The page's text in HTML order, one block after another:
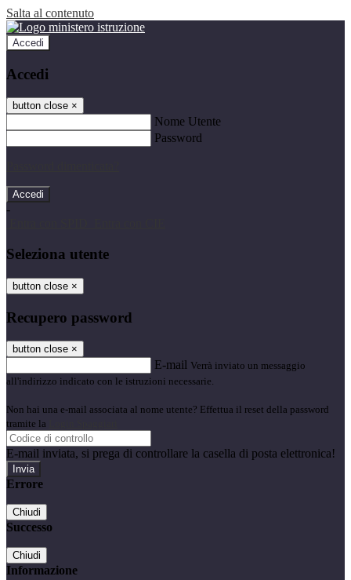
Salta al contenuto
Accedi
Accedi
button close ×
Nome Utente
Password
-
Seleziona utente
button close ×
Recupero password
button close ×
E-mail Verrà inviato un messaggio
all'indirizzo indicato con le istruzioni necessarie.
Non hai una e-mail associata al nome utente? Effettua il reset della password
tramite la
E-mail inviata, si prega di controllare la casella di posta elettronica!
Errore
Chiudi
Successo
Chiudi
Informazione